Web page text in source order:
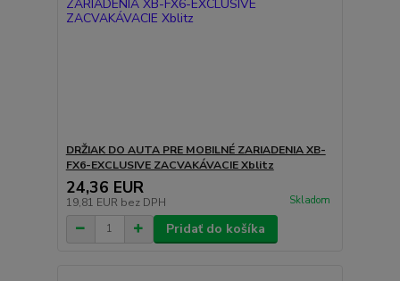
DRŽIAK DO AUTA PRE MOBILNÉ ZARIADENIA XB-
FX6-EXCLUSIVE ZACVAKÁVACIE Xblitz
24,36 EUR
19,81 EUR bez DPH Skladom
Pridať do košíka